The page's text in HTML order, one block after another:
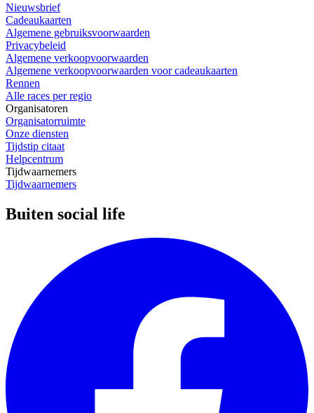
Nieuwsbrief
Cadeaukaarten
Algemene gebruiksvoorwaarden
Privacybeleid
Algemene verkoopvoorwaarden
Algemene verkoopvoorwaarden voor cadeaukaarten
Rennen
Alle races per regio
Organisatoren
Organisatorruimte
Onze diensten
Tijdstip citaat
Helpcentrum
Tijdwaarnemers
Tijdwaarnemers
Buiten social life